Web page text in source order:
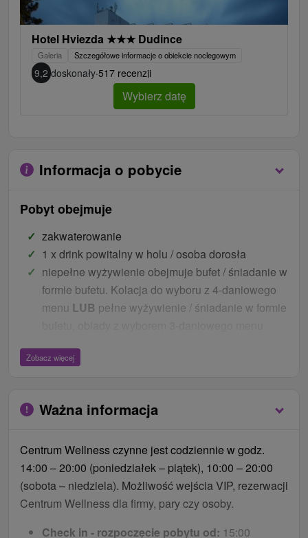
Hotel Hviezda ★★★ Dudince
Galeria Szczegółowe informacje o obiekcie noclegowym
9,2 doskonały·517 recenzji
Wybierz datę
Informacja o pobycie
Pobyt obejmuje
zakwaterowanie
1 x drink powitalny w holu / osoba dorosła
niepełne wyżywienie obejmuje bufet / śniadanie w
formie bufetu. Kolacja do wyboru z 4-daniowego
menu LUB pełne wyżywienie / śniadanie w formie
menu serwowanego
nieograniczony dostęp do centrum fitness
parking
Ceny - Bonusy
DARMOWA butelka słowackiej wody mineralnej w
Zobacz więcej
Ważna informacja
Centrum Wellness czynne jest codziennie w godz.
14:00 – 20:00 (poniedziałek – piątek), 10:00 – 20:00
(sobota – niedziela). Możliwość wejścia VIP, rezerwacji
Centrum Wellness dla firmy, pary czy osoby.
Check in - rozpoczęcie pobytu od: 15:00